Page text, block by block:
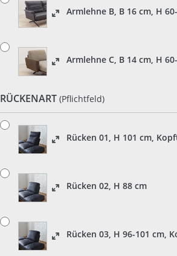
Armlehne B, B 16 cm, H
Armlehne C, B 14 cm, H
RÜCKENART (Pflichtfeld)
Rücken 01, H 101 cm,
Rücken 02, H 88 cm
Rücken 03, H 96-101 cm,